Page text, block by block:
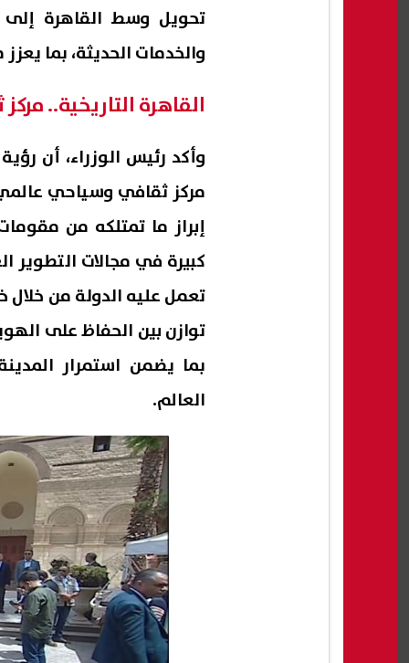
تحويل وسط القاهرة إلى
والخدمات الحديثة، بما
القاهرة التاريخية..
وأكد رئيس الوزراء، أن
مركز ثقافي وسياحي
إبراز ما تمتلكه من
كبيرة في مجالات التطوير
تعمل عليه الدولة من
توازن بين الحفاظ على
بما يضمن استمرار
العالم.